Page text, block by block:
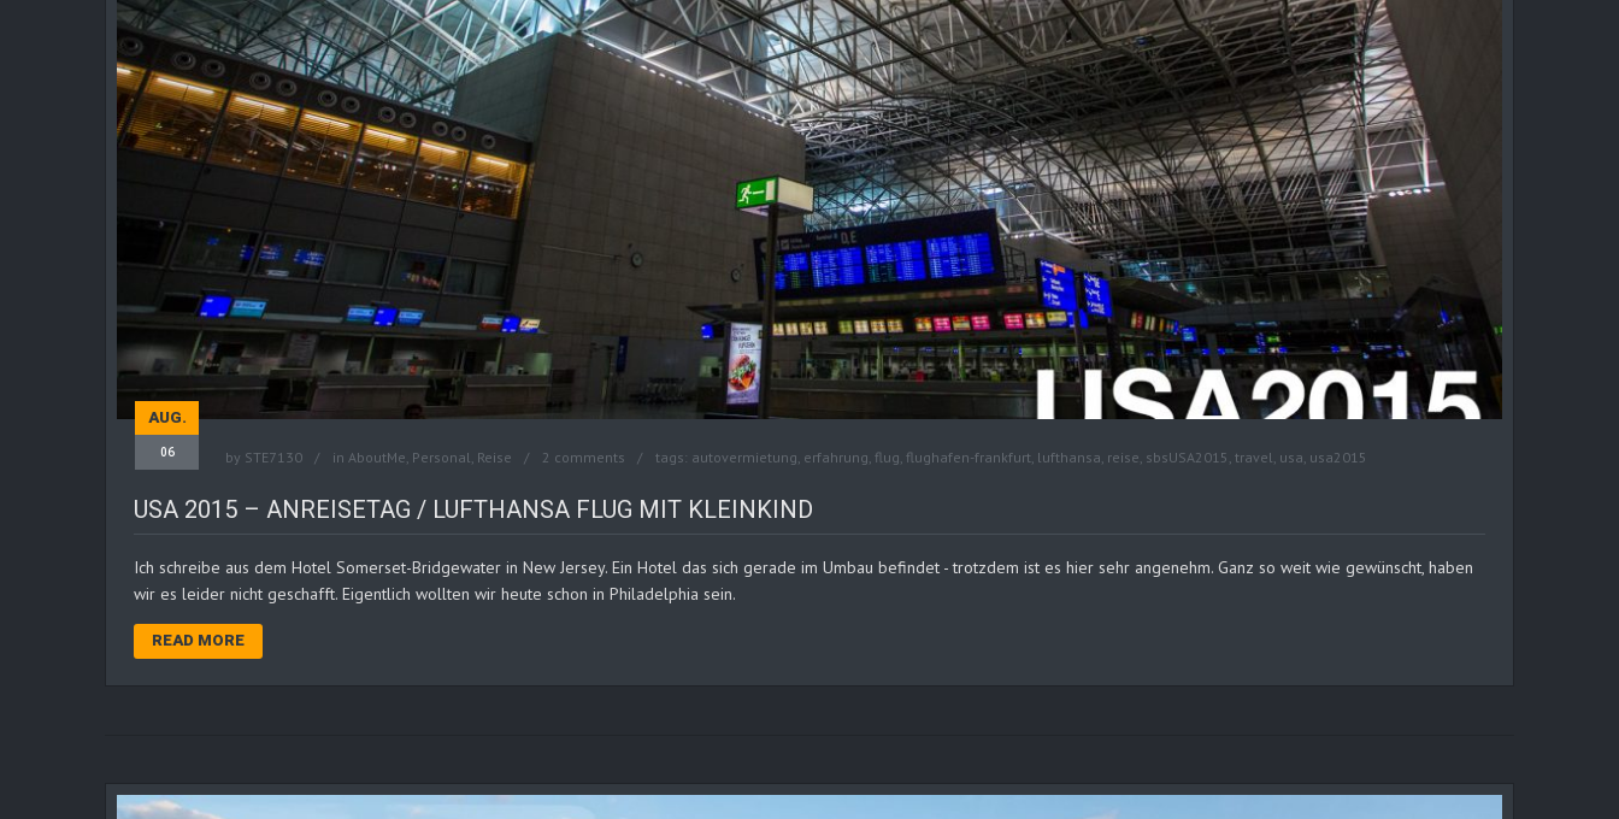
AUG.
06 by STE7130 in AboutMe Personal Reise 2 comments tags: autovermietung erfahrung flug flughafen-frankfurt lufthansa reise sbsUSA2015 travel usa usa2015
USA 2015 – ANREISETAG / LUFTHANSA FLUG MIT KLEINKIND
Ich schreibe aus dem Hotel Somerset-Bridgewater in New Jersey. Ein Hotel das sich gerade im Umbau befindet - trotzdem ist es hier sehr angenehm. Ganz so weit wie gewünscht, haben
wir es leider nicht geschafft. Eigentlich wollten wir heute schon in Philadelphia sein.
READ MORE